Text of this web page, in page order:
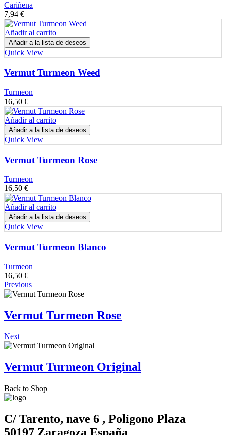
Cariñena
7,94 €
Añadir al carrito
Añadir a la lista de deseos
Quick View
Vermut Turmeon Weed
Turmeon
16,50 €
Añadir al carrito
Añadir a la lista de deseos
Quick View
Vermut Turmeon Rose
Turmeon
16,50 €
Añadir al carrito
Añadir a la lista de deseos
Quick View
Vermut Turmeon Blanco
Turmeon
16,50 €
Previous
Vermut Turmeon Rose
Next
Vermut Turmeon Original
Back to Shop
C/ Tarento, nave 6 , Polígono Plaza